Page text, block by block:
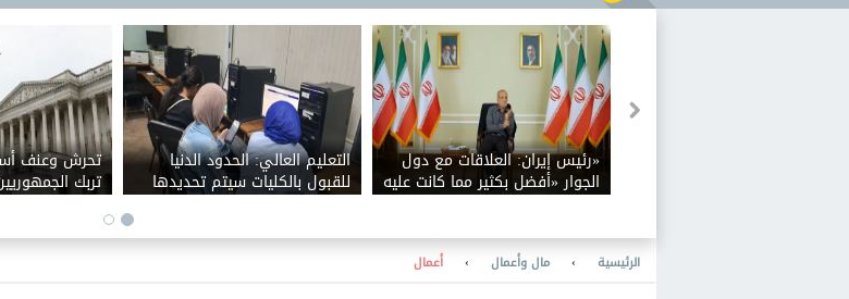
«رئيس إيران: العلاقات مع دول
الجوار «أفضل بكثير مما كانت عليه
في السابق
التعليم العالي: الحدود الدنيا
للقبول بالكليات سيتم تحديدها
بعد انتهاء تسجيل الرغبات
تحرش وعنف
تربك
الكونجرس
الرئيسية › مال وأعمال › أعمال